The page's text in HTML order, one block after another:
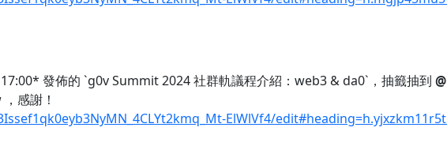
發佈的 `g0v Summit 2024 社群軌議程介紹：web3 & da0`，抽籤抽到
感謝！
ElWlVf4/